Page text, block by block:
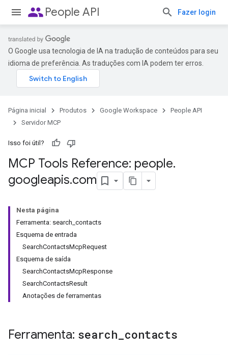
peoplePeople API Fazer login
O Google usa tecnologia de IA na tradução de conteúdos para seu
idioma de preferência. As traduções com IA podem ter erros.
Página inicial Produtos Google Workspace
People API
Servidor MCP
Isso foi útil?
MCP Tools Reference: people.
googleapis.com
Nesta página
Ferramenta: search_contacts
Esquema de entrada
SearchContactsMcpRequest
Esquema de saída
SearchContactsMcpResponse
SearchContactsResult
Anotações de ferramentas
Ferramenta: search contacts